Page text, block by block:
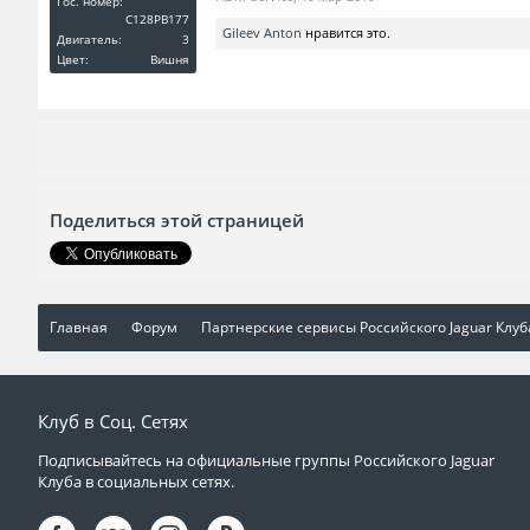
C128РВ177
Двигатель:
3
Цвет:
Вишня
Gileev Anton нравится это.
Поделиться этой страницей
Главная Форум Партнерские сервисы Российского Jaguar
Клуб в Соц. Сетях
Подписывайтесь на официальные группы Российского Jaguar
Клуба в социальных сетях.